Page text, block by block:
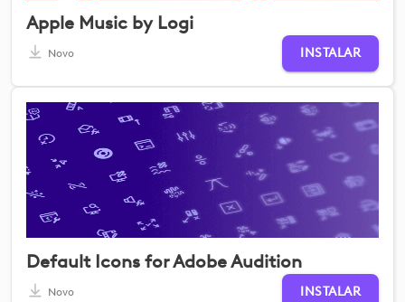
Apple Music by Logi
Novo INSTALAR
Default Icons for Adobe Audition
Novo INSTALAR